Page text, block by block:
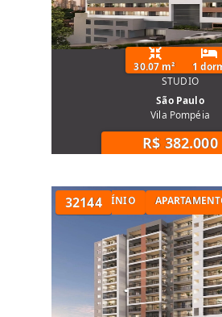
30.07 m²
1
STUDIO
São Paulo
Vila Pompéia
R$ 382.000
32144
EM CONDOMÍNIO